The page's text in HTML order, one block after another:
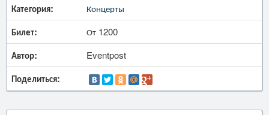
Категория: Концерты
Билет: От 1200
Автор: Eventpost
Поделиться: